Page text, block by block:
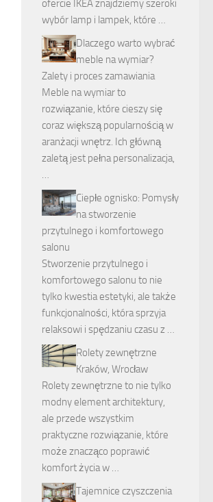
ofercie IKEA znajdziemy szeroki
wybór lamp i lampek, które …
Dlaczego warto wybrać
meble na wymiar?
Zalety i proces zamawiania
Meble na wymiar to
rozwiązanie, które cieszy się
coraz większą popularnością w
aranżacji wnętrz. Ich główną
zaletą jest pełna personalizacja,
…
Ciepłe ognisko: Pomysły
na stworzenie
przytulnego i komfortowego
salonu
Stworzenie przytulnego i
komfortowego salonu to nie
tylko kwestia estetyki, ale także
funkcjonalności, która sprzyja
relaksowi i spędzaniu czasu z …
Rolety zewnętrzne
Kraków, Wrocław
Rolety zewnętrzne to nie tylko
modny element architektury,
ale przede wszystkim
praktyczne rozwiązanie, które
może znacząco poprawić
komfort życia w …
Tajemnice czyszczenia